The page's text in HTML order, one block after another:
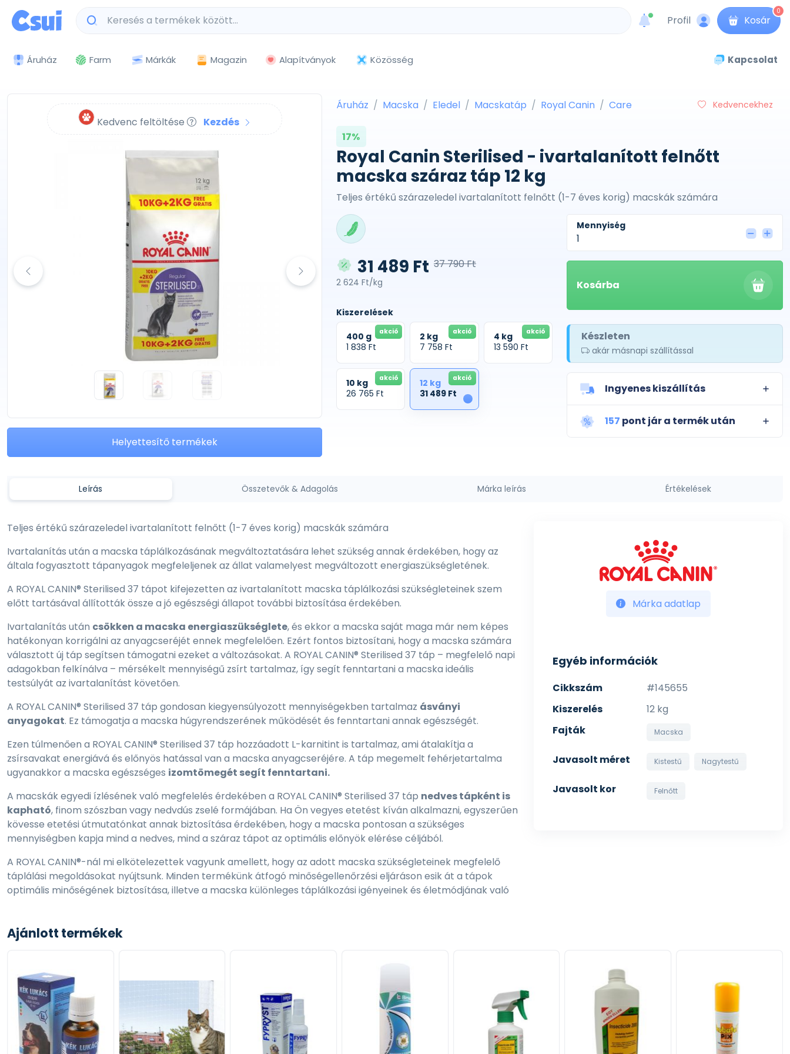
unread messages
Profil Kosár
0
Áruház Farm Márkák Magazin Alapítványok Közösség Kapcsolat
Kedvenc feltöltése Kezdés
Helyettesítő termékek
Áruház Macska Eledel Macskatáp Royal Canin Care Kedvencekhez
17%
Royal Canin Sterilised - ivartalanított felnőtt
macska száraz táp 12 kg
Teljes értékű szárazeledel ivartalanított felnőtt (1-7 éves korig) macskák számára
31 489 Ft
2 624 Ft/kg
37 790 Ft
Kiszerelések
akció
400 g
1 838 Ft
akció
2 kg
7 758 Ft
akció
4 kg
13 590 Ft
akció
10 kg
26 765 Ft
1
akció
12 kg
31 489 Ft
Mennyiség
Kosárba
Készleten
akár másnapi szállítással
Ingyenes kiszállítás
157 pont jár a termék után
Leírás Összetevők & Adagolás Márka leírás Értékelések
Teljes értékű szárazeledel ivartalanított felnőtt (1-7 éves korig) macskák számára
Ivartalanítás után a macska táplálkozásának megváltoztatására lehet szükség annak érdekében, hogy az
általa fogyasztott tápanyagok megfeleljenek az állat valamelyest megváltozott energiaszükségletének.
A ROYAL CANIN® Sterilised 37 tápot kifejezetten az ivartalanított macska táplálkozási szükségleteinek szem
előtt tartásával állították össze a jó egészségi állapot további biztosítása érdekében.
Ivartalanítás után csökken a macska energiaszükséglete, és ekkor a macska saját maga már nem képes
hatékonyan korrigálni az anyagcseréjét ennek megfelelően. Ezért fontos biztosítani, hogy a macska számára
választott új táp segítsen támogatni ezeket a változásokat. A ROYAL CANIN® Sterilised 37 táp – megfelelő napi
adagokban felkínálva – mérsékelt mennyiségű zsírt tartalmaz, így segít fenntartani a macska ideális
testsúlyát az ivartalanítást követően.
A ROYAL CANIN® Sterilised 37 táp gondosan kiegyensúlyozott mennyiségekben tartalmaz ásványi
anyagokat. Ez támogatja a macska húgyrendszerének működését és fenntartani annak egészségét.
Ezen túlmenően a ROYAL CANIN® Sterilised 37 táp hozzáadott L-karnitint is tartalmaz, ami átalakítja a
zsírsavakat energiává és előnyös hatással van a macska anyagcseréjére. A táp megemelt fehérjetartalma
ugyanakkor a macska egészséges izomtömegét segít fenntartani.
A macskák egyedi ízlésének való megfelelés érdekében a ROYAL CANIN® Sterilised 37 táp nedves tápként is
kapható, finom szószban vagy nedvdús zselé formájában. Ha Ön vegyes etetést kíván alkalmazni, egyszerűen
kövesse etetési útmutatónkat annak biztosítása érdekében, hogy a macska pontosan a szükséges
mennyiségben kapja mind a nedves, mind a száraz tápot az optimális előnyök elérése céljából.
A ROYAL CANIN®-nál mi elkötelezettek vagyunk amellett, hogy az adott macska szükségleteinek megfelelő
táplálási megoldásokat nyújtsunk. Minden termékünk átfogó minőségellenőrzési eljáráson esik át a tápok
optimális minőségének biztosítása, illetve a macska különleges táplálkozási igényeinek és életmódjának való
ELŐNYÖK
Ivartalanítás után csökken a macska energiaszükséglete, ezért a táp mérsékelt mennyiségű zsírt tartalmaz,
így segít fenntartani a macska ideális testsúlyát az ivartalanítást követően.
Egészséges húgyrendszer
A táp gondosan kiegyensúlyozott mennyiségekben tartalmaz ásványi anyagokat. Ez támogatja a macska
Márka adatlap
Egyéb információk
Cikkszám
#145655
Kiszerelés
12 kg
Fajták
Macska
Javasolt méret Kistestű Nagytestű
Javasolt kor Felnőtt
Ajánlott termékek